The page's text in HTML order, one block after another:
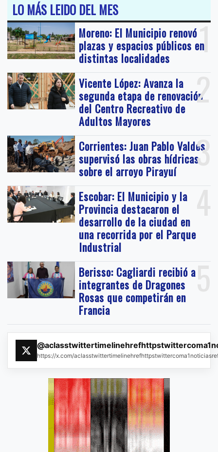
LO MÁS LEIDO DEL MES
1
Moreno: El Municipio renovó
plazas y espacios públicos en
distintas localidades
2
Vicente López: Avanza la
segunda etapa de renovación
del Centro Recreativo de
Adultos Mayores
3
Corrientes: Juan Pablo Valdés
supervisó las obras hídricas
sobre el arroyo Pirayuí
4
Escobar: El Municipio y la
Provincia destacaron el
desarrollo de la ciudad en
una recorrida por el Parque
Industrial
5
Berisso: Cagliardi recibió a
integrantes de Dragones
Rosas que competirán en
Francia
https://x.com/